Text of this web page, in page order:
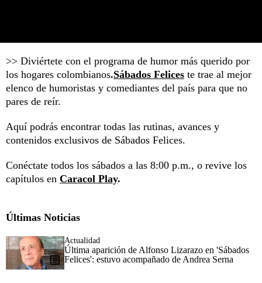
>> Diviértete con el programa de humor más querido por
los hogares colombianos.Sábados Felices te trae al mejor
elenco de humoristas y comediantes del país para que no
pares de reír.
Aquí podrás encontrar todas las rutinas, avances y
contenidos exclusivos de Sábados Felices.
Conéctate todos los sábados a las 8:00 p.m., o revive los
capítulos en Caracol Play.
Últimas Noticias
Actualidad
Última aparición de Alfonso Lizarazo en 'Sábados
Felices': estuvo acompañado de Andrea Serna